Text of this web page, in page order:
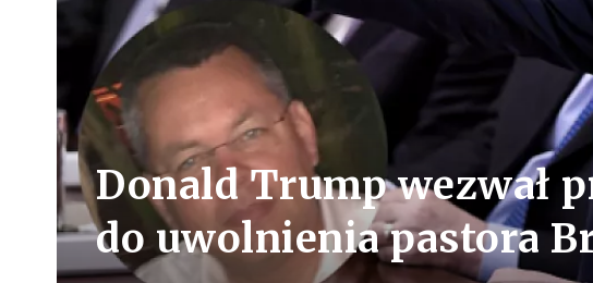
Donald Trump wezwał
do uwolnienia pastora